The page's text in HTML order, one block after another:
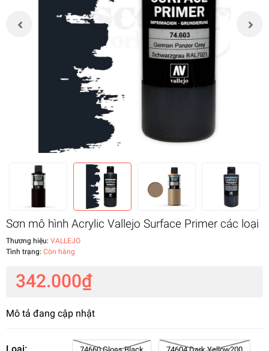
Sơn mô hình Acrylic Vallejo Surface Primer các loại
Thương hiệu: VALLEJO
Tình trạng: Còn hàng
342.000₫
Mô tả đang cập nhật
74660 Gloss Black 74604 Dark Yellow200